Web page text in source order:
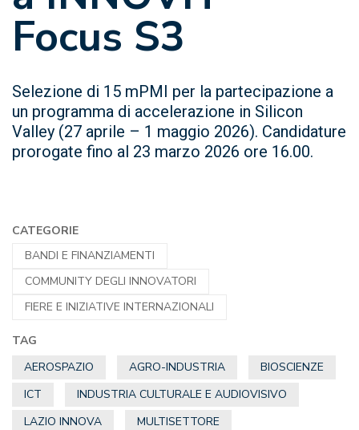
Focus S3
Selezione di 15 mPMI per la partecipazione a
un programma di accelerazione in Silicon
Valley (27 aprile – 1 maggio 2026). Candidature
prorogate fino al 23 marzo 2026 ore 16.00.
CATEGORIE
BANDI E FINANZIAMENTI
COMMUNITY DEGLI INNOVATORI
FIERE E INIZIATIVE INTERNAZIONALI
TAG
AEROSPAZIO
AGRO-INDUSTRIA
BIOSCIENZE
ICT
INDUSTRIA CULTURALE E AUDIOVISIVO
LAZIO INNOVA
MULTISETTORE